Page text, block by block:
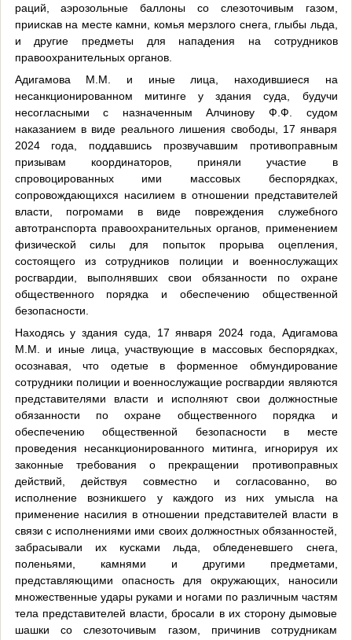
раций, аэрозольные баллоны со слезоточивым газом,
приискав на месте камни, комья мерзлого снега, глыбы льда,
и другие предметы для нападения на сотрудников
правоохранительных органов.
Адигамова М.М. и иные лица, находившиеся на
несанкционированном митинге у здания суда, будучи
несогласными с назначенным Алчинову Ф.Ф. судом
наказанием в виде реального лишения свободы, 17 января
2024 года, поддавшись прозвучавшим противоправным
призывам координаторов, приняли участие в
спровоцированных ими массовых беспорядках,
сопровождающихся насилием в отношении представителей
власти, погромами в виде повреждения служебного
автотранспорта правоохранительных органов, применением
физической силы для попыток прорыва оцепления,
состоящего из сотрудников полиции и военнослужащих
росгвардии, выполнявших свои обязанности по охране
общественного порядка и обеспечению общественной
безопасности.
Находясь у здания суда, 17 января 2024 года, Адигамова
М.М. и иные лица, участвующие в массовых беспорядках,
осознавая, что одетые в форменное обмундирование
сотрудники полиции и военнослужащие росгвардии являются
представителями власти и исполняют свои должностные
обязанности по охране общественного порядка и
обеспечению общественной безопасности в месте
проведения несанкционированного митинга, игнорируя их
законные требования о прекращении противоправных
действий, действуя совместно и согласованно, во
исполнение возникшего у каждого из них умысла на
применение насилия в отношении представителей власти в
связи с исполнениями ими своих должностных обязанностей,
забрасывали их кусками льда, обледеневшего снега,
поленьями, камнями и другими предметами,
представляющими опасность для окружающих, наносили
множественные удары руками и ногами по различным частям
тела представителей власти, бросали в их сторону дымовые
шашки со слезоточивым газом, причинив сотрудникам